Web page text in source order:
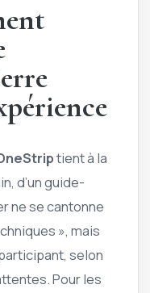
tient à la
d’un guide-
ne se cantonne
», mais
selon
Pour les